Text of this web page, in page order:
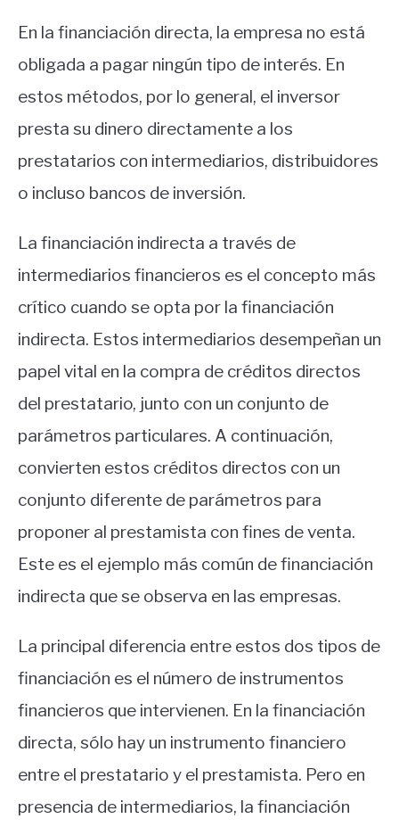
En la financiación directa, la empresa no está
obligada a pagar ningún tipo de interés. En
estos métodos, por lo general, el inversor
presta su dinero directamente a los
prestatarios con intermediarios, distribuidores
o incluso bancos de inversión.
La financiación indirecta a través de
intermediarios financieros es el concepto más
crítico cuando se opta por la financiación
indirecta. Estos intermediarios desempeñan un
papel vital en la compra de créditos directos
del prestatario, junto con un conjunto de
parámetros particulares. A continuación,
convierten estos créditos directos con un
conjunto diferente de parámetros para
proponer al prestamista con fines de venta.
Este es el ejemplo más común de financiación
indirecta que se observa en las empresas.
La principal diferencia entre estos dos tipos de
financiación es el número de instrumentos
financieros que intervienen. En la financiación
directa, sólo hay un instrumento financiero
entre el prestatario y el prestamista. Pero en
presencia de intermediarios, la financiación